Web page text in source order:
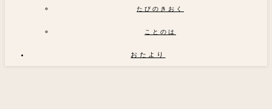
たびのきおく
ことのは
おたより